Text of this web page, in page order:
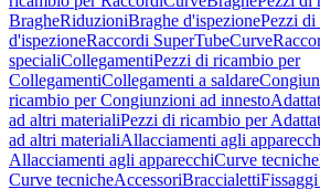
BragheRiduzioniBraghe d'ispezionePezzi di
d'ispezioneRaccordi SuperTubeCurve
specialiCollegamentiPezzi di ricambio per
CollegamentiCollegamenti a saldare
ricambio per Congiunzioni ad innesto
ad altri materialiPezzi di ricambio per
ad altri materialiAllacciamenti agli
Allacciamenti agli apparecchiCurve tecniche
Curve tecnicheAccessoriBraccialetti